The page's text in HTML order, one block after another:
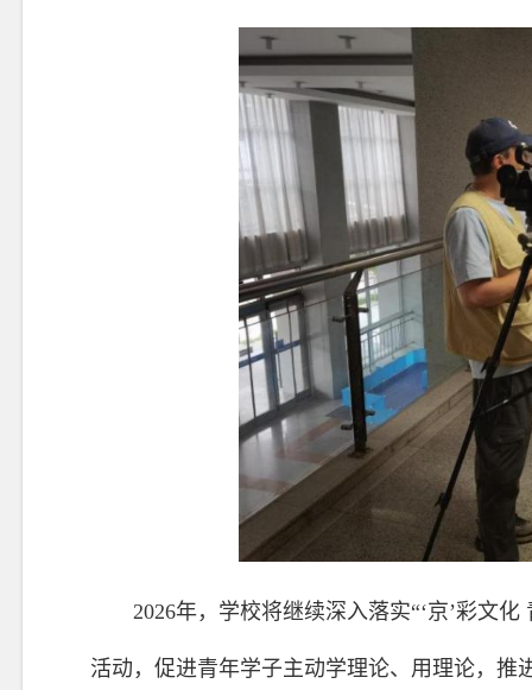
2026年，学校将继续深入落实“‘京’彩文
活动，促进青年学子主动学理论、用理论，推